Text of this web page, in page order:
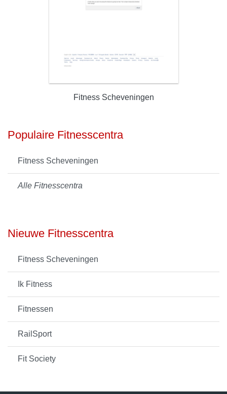
Fitness Scheveningen
Populaire Fitnesscentra
Fitness Scheveningen
Alle Fitnesscentra
Nieuwe Fitnesscentra
Fitness Scheveningen
Ik Fitness
Fitnessen
RailSport
Fit Society